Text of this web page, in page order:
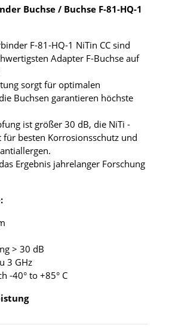
Buchse / Buchse F-81-HQ-1
F-81-HQ-1 NiTin CC sind
Adapter F-Buchse auf
sorgt für optimalen
Buchsen garantieren höchste
ist größer 30 dB, die NiTi -
für besten Korrosionsschutz und
Ergebnis jahrelanger Forschung
> 30 dB
3 GHz
-40° to +85° C